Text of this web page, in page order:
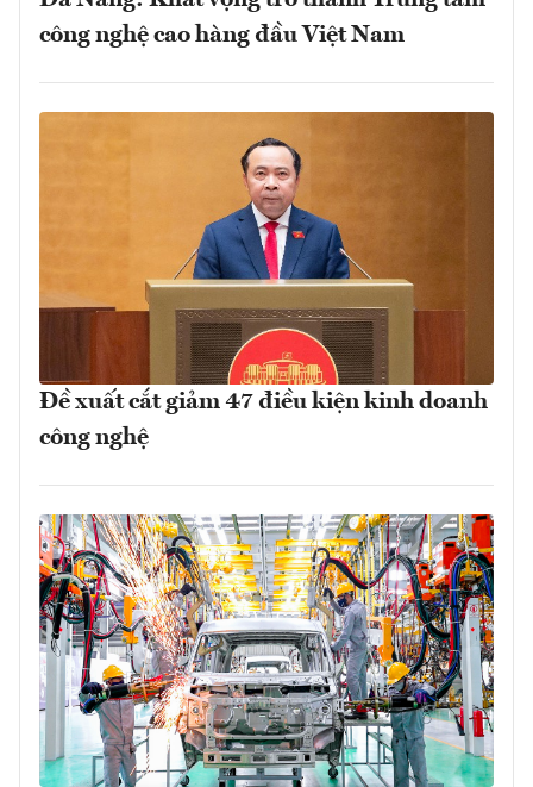
công nghệ cao hàng đầu Việt Nam
Đề xuất cắt giảm 47 điều kiện kinh doanh
công nghệ